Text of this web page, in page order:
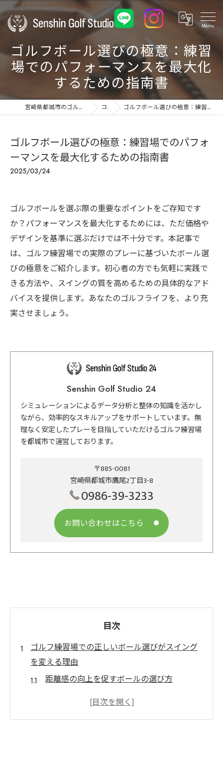
ゴルフボール選びの極意：練習
場でのパフォーマンスを最大化
するための指南書
宮崎県都城市のゴルフ練習場ならSenshin Golf Studio 24 コラム ゴルフボール選びの極意：練習場でのパフォーマンスを最大化するための指南書
ゴルフボール選びの極意：練習場でのパフォ
ーマンスを最大化するための指南書
2025/03/24
ゴルフボールを選ぶ際の重要なポイントをご存知です
か？パフォーマンスを最大化するためには、ただ価格や
デザインを基準に選ぶだけでは不十分です。本記事で
は、ゴルフ練習場での実際のプレーに基づいたボール選
びの極意をご紹介します。初心者の方でも気軽に実践で
きる方法や、スイングの質を高めるための具体的なアド
バイスを提供します。あなたのゴルフライフを、より充
実させましょう。
Senshin Golf Studio 24
シミュレーションによるデータ分析と整体の知識を活かし
ながら、効率的なスキルアップをサポートしています。無
理なく安定したプレーを目指していただけるゴルフ練習場
を都城市で運営しております。
〒885-0081
宮崎県都城市鷹尾2丁目3-8
0986-39-3233
お問い合わせはこちら
目次
ゴルフ練習場での正しいボール選びがスイング
を変える理由
距離感の向上を促すボールの選び方
スピン制御に優れたボールでスイングを安